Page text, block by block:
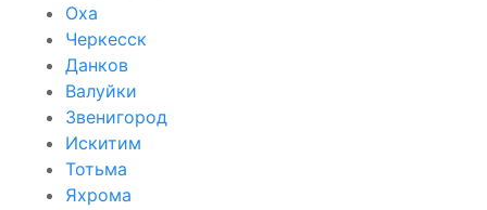
Оха
Черкесск
Данков
Валуйки
Звенигород
Искитим
Тотьма
Яхрома